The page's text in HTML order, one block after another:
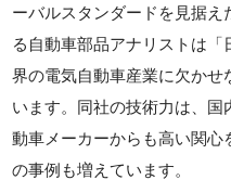
ーバルスタンダードを見据
る自動車部品アナリストは
界の電気自動車産業に欠かせ
います。同社の技術力は、国
動車メーカーからも高い関心
の事例も増えています。